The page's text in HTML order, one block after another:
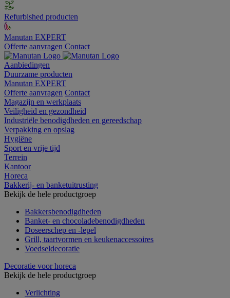
Refurbished producten
Manutan EXPERT
Offerte aanvragen Contact
Aanbiedingen
Duurzame producten
Manutan EXPERT
Offerte aanvragen Contact
Magazijn en werkplaats
Veiligheid en gezondheid
Industriële benodigdheden en gereedschap
Verpakking en opslag
Hygiëne
Sport en vrije tijd
Terrein
Kantoor
Horeca
Bakkerij- en banketuitrusting
Bekijk de hele productgroep
Bakkersbenodigdheden
Banket- en chocoladebenodigdheden
Doseerschep en -lepel
Grill, taartvormen en keukenaccessoires
Voedseldecoratie
Decoratie voor horeca
Bekijk de hele productgroep
Verlichting